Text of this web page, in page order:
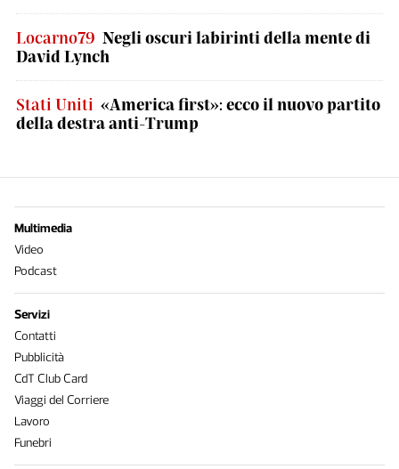
Locarno79 Negli oscuri labirinti della mente di
David Lynch
Stati Uniti «America first»: ecco il nuovo partito
della destra anti-Trump
Multimedia
Video
Podcast
Servizi
Contatti
Pubblicità
CdT Club Card
Viaggi del Corriere
Lavoro
Funebri